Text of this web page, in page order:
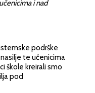
i nad
podrške
te učenicima
škole kreirali smo
pod